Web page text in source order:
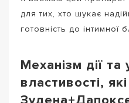
для тих, хто шукає
готовність до інтимної
Механізм дії та
властивості,